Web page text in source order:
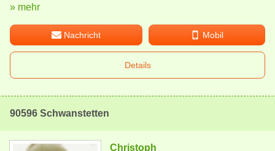
» mehr
Nachricht Mobil
Details
90596 Schwanstetten
Christoph